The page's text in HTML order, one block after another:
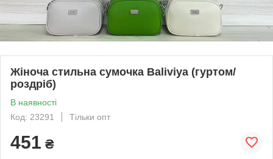
Жіноча стильна сумочка Baliviya (гуртом/
роздріб)
В наявності
Код: 23291
Тільки опт
451 ₴